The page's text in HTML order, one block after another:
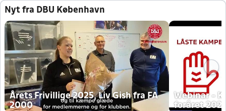
Nyt fra DBU København
Årets Frivillige 2025, Liv Gish fra FA
2000
Webinar -
foråret